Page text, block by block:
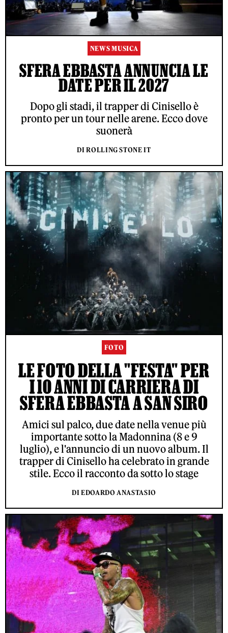
NEWS MUSICA
SFERA EBBASTA ANNUNCIA LE
DATE PER IL 2027
Dopo gli stadi, il trapper di Cinisello è
pronto per un tour nelle arene. Ecco dove
suonerà
DI ROLLING STONE IT
FOTO
LE FOTO DELLA "FESTA" PER
I 10 ANNI DI CARRIERA DI
SFERA EBBASTA A SAN SIRO
Amici sul palco, due date nella venue più
importante sotto la Madonnina (8 e 9
luglio), e l'annuncio di un nuovo album. Il
trapper di Cinisello ha celebrato in grande
stile. Ecco il racconto da sotto lo stage
DI EDOARDO ANASTASIO